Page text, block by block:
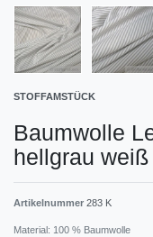
STOFFAMSTÜCK
Baumwolle
hellgrau weiß
Artikelnummer 283 K
Material: 100 % Baumwolle